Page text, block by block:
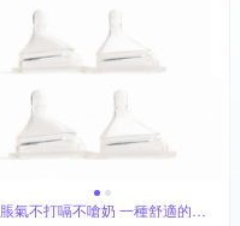
氣不打嗝不嗆奶 一種舒適的哺